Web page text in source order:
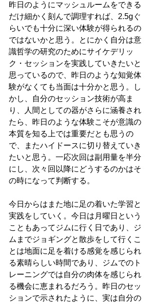
昨日のようにマッシュルームをできる
だけ細かく刻んで調理すれば、2.5gぐ
らいでも十分に深い体験が得られるの
ではないかと思う。とにかく自分は意
識哲学の研究のためにサイケデリッ
ク・セッションを実践していきたいと
思っているので、昨日のような知覚体
験がなくても当面は十分かと思う。し
かし、自分のセッション技術が高ま
り、人間としての器がさらに涵養され
たら、昨日のような体験こそが意識の
本質を知る上では重要だとも思うの
で、またハイドースに切り替えていき
たいと思う。一応次回は副用量を半分
にし、次々回以降にどうするのかはそ
の時になって判断する。
今日からはまた地に足の着いた学習と
実践をしていく。今日は月曜日という
こともあってジムに行く日であり、ジ
ムまでジョギングと散歩をして行くこ
とは地面に足を着ける感覚を感じられ
る素晴らしい時間であり、ジムでのト
レーニングでは自分の肉体を感じられ
る機会に恵まれるだろう。昨日のセッ
ションで示されたように、実は自分の